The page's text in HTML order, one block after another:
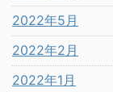
2022年5月
2022年2月
2022年1月